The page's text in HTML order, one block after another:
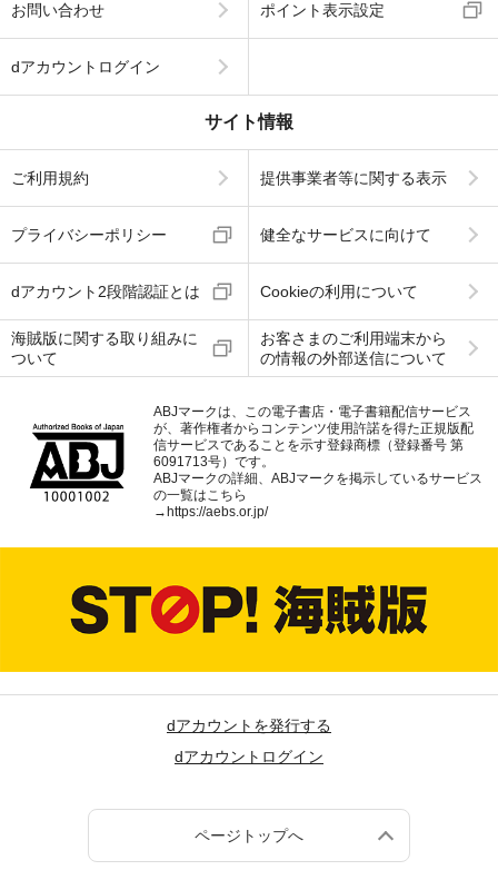
お問い合わせ ポイント表示設定
dアカウントログイン
サイト情報
ご利用規約 提供事業者等に関する表示
プライバシーポリシー 健全なサービスに向けて
dアカウント2段階認証とは Cookieの利用について
海賊版に関する取り組みに
ついて
お客さまのご利用端末から
の情報の外部送信について
ABJマークは、この電子書店・電子書籍配信サービス
が、著作権者からコンテンツ使用許諾を得た正規版配
信サービスであることを示す登録商標（登録番号 第
6091713号）です。
ABJマークの詳細、ABJマークを掲示しているサービス
の一覧はこちら
→ https://aebs.or.jp/
dアカウントを発行する
dアカウントログイン
ページトップへ